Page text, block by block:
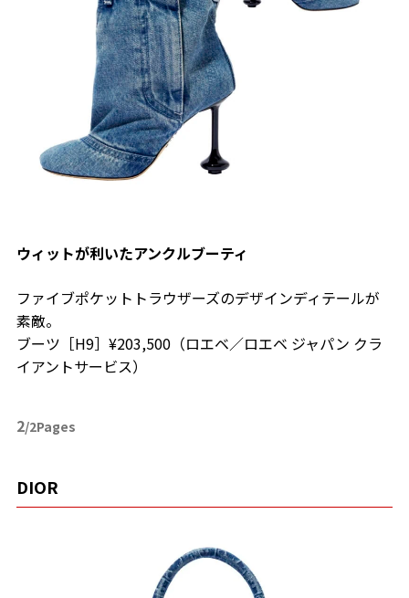
ウィットが利いたアンクルブーティ
ファイブポケットトラウザーズのデザインディテールが
素敵。
ブーツ［H9］¥203,500（ロエベ／ロエベ ジャパン クラ
イアントサービス）
2/2Pages
DIOR